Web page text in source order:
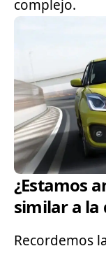
complejo.
¿Estamos
similar a la
Recordemos